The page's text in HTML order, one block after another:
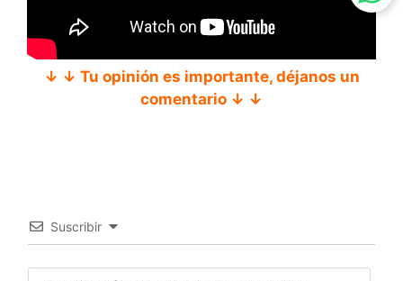
↓ ↓ Tu opinión es importante, déjanos un
comentario ↓ ↓
Suscribir